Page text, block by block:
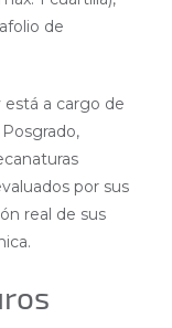
de
está a cargo de
por sus
real de sus